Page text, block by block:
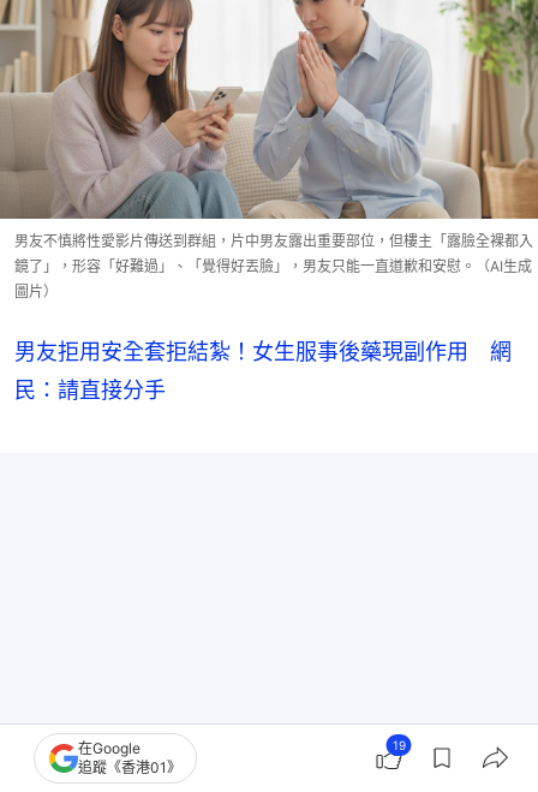
男友不慎將性愛影片傳送到群組，片中男友露出重要部位，但樓主「露臉全裸都入
鏡了」，形容「好難過」、「覺得好丟臉」，男友只能一直道歉和安慰。（AI生成
圖片）
男友拒用安全套拒結紮！女生服事後藥現副作用 網
民：請直接分手
在Google
追蹤《香港01》
19